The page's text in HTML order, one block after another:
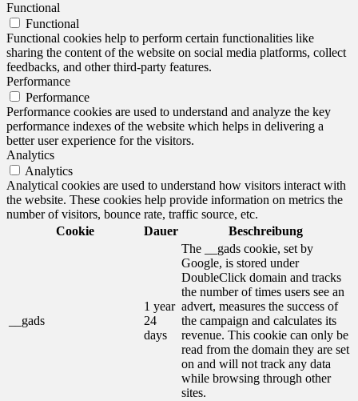
Functional
Functional
Functional cookies help to perform certain functionalities like
sharing the content of the website on social media platforms, collect
feedbacks, and other third-party features.
Performance
Performance
Performance cookies are used to understand and analyze the key
performance indexes of the website which helps in delivering a
better user experience for the visitors.
Analytics
Analytics
Analytical cookies are used to understand how visitors interact with
the website. These cookies help provide information on metrics the
number of visitors, bounce rate, traffic source, etc.
Cookie
Dauer Beschreibung
__gads
1 year
24
days
The __gads cookie, set by
Google, is stored under
DoubleClick domain and tracks
the number of times users see an
advert, measures the success of
the campaign and calculates its
revenue. This cookie can only be
read from the domain they are set
on and will not track any data
while browsing through other
sites.